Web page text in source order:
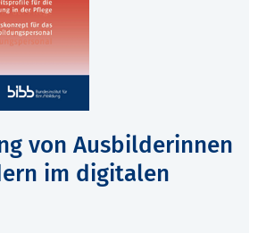
von Ausbilderinnen
im digitalen